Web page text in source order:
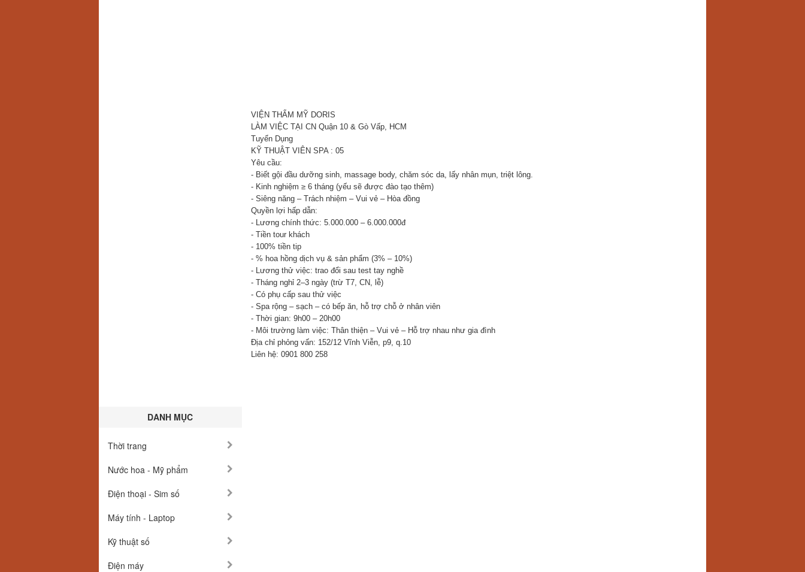
DANH MỤC
Thời trang
Nước hoa - Mỹ phẩm
Điện thoại - Sim số
Máy tính - Laptop
Kỹ thuật số
Điện máy
VIỆN THẨM MỸ DORIS
LÀM VIỆC TẠI CN Quận 10 & Gò Vấp, HCM
Tuyển Dụng
KỸ THUẬT VIÊN SPA : 05
Yêu cầu:
- Biết gội đầu dưỡng sinh, massage body, chăm sóc da, lấy nhân mụn, triệt lông.
- Kinh nghiệm ≥ 6 tháng (yếu sẽ được đào tạo thêm)
- Siêng năng – Trách nhiệm – Vui vẻ – Hòa đồng
Quyền lợi hấp dẫn:
- Lương chính thức: 5.000.000 – 6.000.000đ
- Tiền tour khách
- 100% tiền tip
- % hoa hồng dịch vụ & sản phẩm (3% – 10%)
- Lương thử việc: trao đổi sau test tay nghề
- Tháng nghỉ 2–3 ngày (trừ T7, CN, lễ)
- Có phụ cấp sau thử việc
- Spa rộng – sạch – có bếp ăn, hỗ trợ chỗ ở nhân viên
- Thời gian: 9h00 – 20h00
- Môi trường làm việc: Thân thiện – Vui vẻ – Hỗ trợ nhau như gia đình
Địa chỉ phỏng vấn: 152/12 Vĩnh Viễn, p9, q.10
Liên hệ: 0901 800 258